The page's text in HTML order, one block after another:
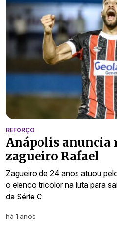
REFORÇO
Anápolis anuncia
zagueiro Rafael
Zagueiro de 24 anos atuou
o elenco tricolor na luta para
da Série C
há 1 anos